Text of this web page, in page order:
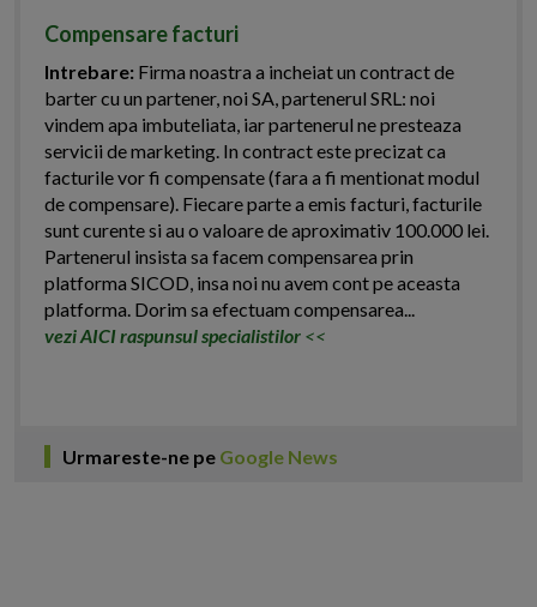
Compensare facturi
Intrebare: Firma noastra a incheiat un contract de
barter cu un partener, noi SA, partenerul SRL: noi
vindem apa imbuteliata, iar partenerul ne presteaza
servicii de marketing. In contract este precizat ca
facturile vor fi compensate (fara a fi mentionat modul
de compensare). Fiecare parte a emis facturi, facturile
sunt curente si au o valoare de aproximativ 100.000 lei.
Partenerul insista sa facem compensarea prin
platforma SICOD, insa noi nu avem cont pe aceasta
platforma. Dorim sa efectuam compensarea...
vezi AICI raspunsul specialistilor <<
Urmareste-ne pe Google News